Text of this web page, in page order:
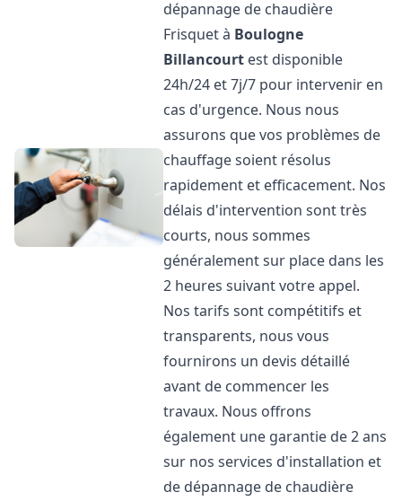
dépannage de chaudière
Frisquet à Boulogne
Billancourt est disponible
24h/24 et 7j/7 pour intervenir en
cas d'urgence. Nous nous
assurons que vos problèmes de
chauffage soient résolus
rapidement et efficacement. Nos
délais d'intervention sont très
courts, nous sommes
généralement sur place dans les
2 heures suivant votre appel.
Nos tarifs sont compétitifs et
transparents, nous vous
fournirons un devis détaillé
avant de commencer les
travaux. Nous offrons
également une garantie de 2 ans
sur nos services d'installation et
de dépannage de chaudière